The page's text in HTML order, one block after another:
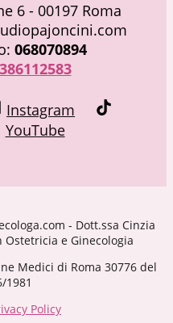
6 - 00197 Roma
068070894
Instagram
YouTube
- Dott.ssa Cinzia
e Ginecologia
Medici di Roma 30776 del
1981
Policy